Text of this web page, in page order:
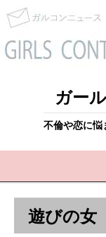
ガー
不倫や恋に悩
遊びの女